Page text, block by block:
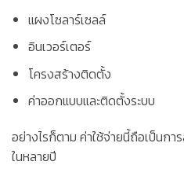
แผงโซลาร์เซลล์
อินเวอร์เตอร์
โครงสร้างติดตั้ง
ค่าออกแบบและติดตั้งระบบ
อย่างไรก็ตาม ค่าใช้จ่ายนี้ถือเป็นกา
ในหลายปี